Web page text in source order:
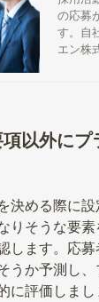
の応募
す。自
つなげ
ます。
エン株
以外に
決める際に設
りそうな要
します。応
うか予測し
に評価しまし